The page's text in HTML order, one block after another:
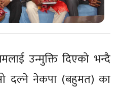
उन्मुक्ति दिएको भन्दै
दल्ने नेकपा (बहुमत) का